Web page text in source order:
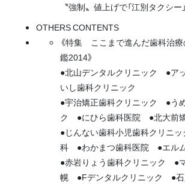
〝強制〟値上げで「江別タクシー
OTHERS CONTENTS
《特集 ここまで進んだ歯科治
鑑2014》
●北山デンタルクリニック ●ア
いし歯科クリニック
●宇治矯正歯科クリニック ●う
ク ●にひら歯科医院 ●北大前
●じんない歯科小児歯科クリニ
科 ●わかまつ歯科医院 ●エル
●赤岩りょう歯科クリニック ●
幌 ●Fデンタルクリニック ●石